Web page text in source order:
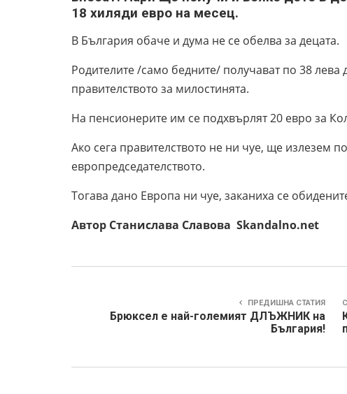
18 хиляди евро на месец.
В България обаче и дума не се обелва за децата.
Родителите /само бедните/ получават по 38 лева
правителството за милостинята.
На пенсионерите им се подхвърлят 20 евро за
Ако сега правителството не ни чуе, ще излезем
европредседателството.
Тогава дано Европа ни чуе, заканиха се
Автор Станислава Славова
ПРЕДИШНА СТАТИЯ
Брюксел е най-големият ДЛЪЖНИК на
България!